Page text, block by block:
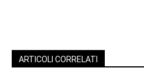
ARTICOLI CORRELATI